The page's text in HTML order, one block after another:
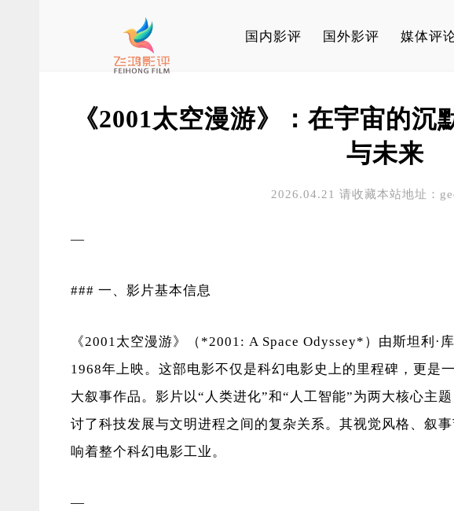
国内影评 国外影评 媒体评
《2001太空漫游》：在宇宙的
与未来
2026.04.21 请收藏本站地址：
—
### 一、影片基本信息
《2001太空漫游》（*2001: A Space Odyssey*）由斯坦利
1968年上映。这部电影不仅是科幻电影史上的里程碑，更是
大叙事作品。影片以“人类进化”和“人工智能”为两大核心主
讨了科技发展与文明进程之间的复杂关系。其视觉风格、叙
响着整个科幻电影工业。
—